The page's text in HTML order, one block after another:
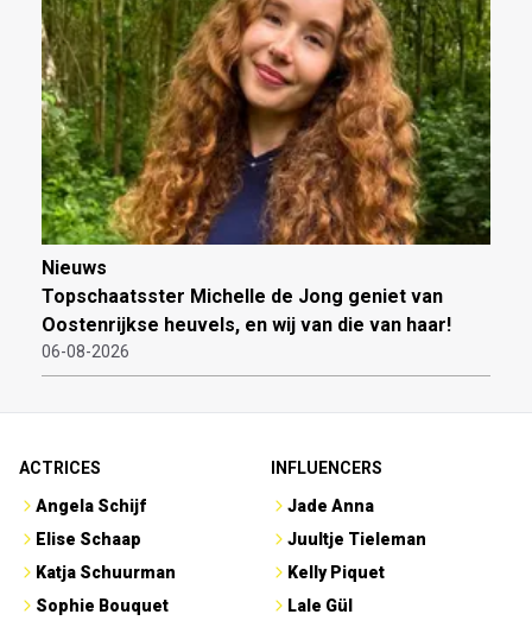
Nieuws
Topschaatsster Michelle de Jong geniet van
Oostenrijkse heuvels, en wij van die van haar!
06-08-2026
ACTRICES
Angela Schijf
Elise Schaap
Katja Schuurman
Sophie Bouquet
INFLUENCERS
Jade Anna
Juultje Tieleman
Kelly Piquet
Lale Gül